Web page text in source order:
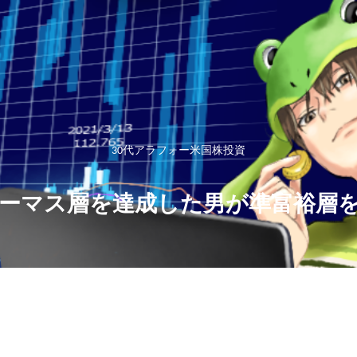
30代アラフォー米国株投資
マス層を達成した男が準富裕層